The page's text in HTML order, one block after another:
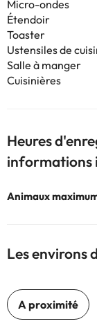
Micro-ondes
Étendoir
Toaster
Ustensiles de
Salle à manger
Cuisinières
Heures
informations
Animaux
Les environs